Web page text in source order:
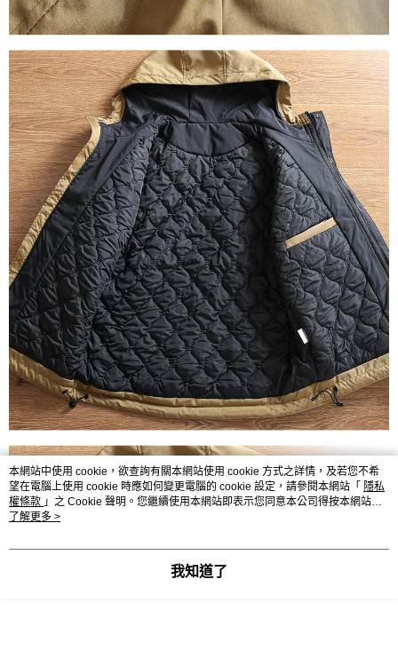
本網站中使用 cookie，欲查詢有關本網站使用 cookie 方式之詳情，及若您不希
望在電腦上使用 cookie 時應如何變更電腦的 cookie 設定，請參閱本網站「 隱私
權條款 」之 Cookie 聲明。您繼續使用本網站即表示您同意本公司得按本網站使
用條款之 Cookie 聲明使用 cookie。
了解更多 >
我知道了